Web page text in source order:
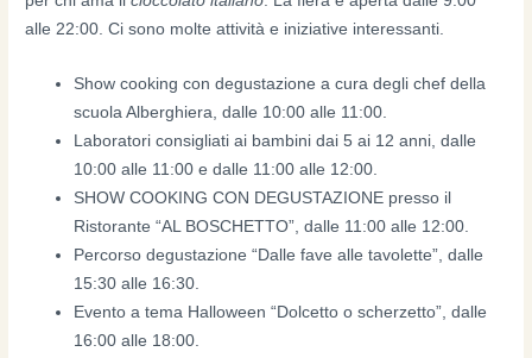
alle 22:00. Ci sono molte attività e iniziative interessanti.
Show cooking con degustazione a cura degli chef della
scuola Alberghiera, dalle 10:00 alle 11:00.
Laboratori consigliati ai bambini dai 5 ai 12 anni, dalle
10:00 alle 11:00 e dalle 11:00 alle 12:00.
SHOW COOKING CON DEGUSTAZIONE presso il
Ristorante “AL BOSCHETTO”, dalle 11:00 alle 12:00.
Percorso degustazione “Dalle fave alle tavolette”, dalle
15:30 alle 16:30.
Evento a tema Halloween “Dolcetto o scherzetto”, dalle
16:00 alle 18:00.